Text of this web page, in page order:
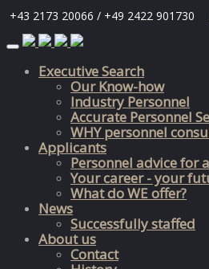
+43 2173 20066 / +49 2422 901730
Skip
contentExecutive Search
Our Know-how
Industry Personnel
Accurate Personnel
WHY personnel
Applicants
Personnel advice for
Your career - your
What do WE offer?
News
Successfully staffed
About us
Contact